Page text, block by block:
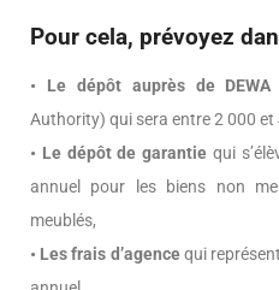
Pour cela, prévoyez
• Le dépôt auprès de DEWA
Authority) qui sera entre 2 000 et
• Le dépôt de garantie qui
annuel pour les biens non
meublés,
• Les frais d’agencequi